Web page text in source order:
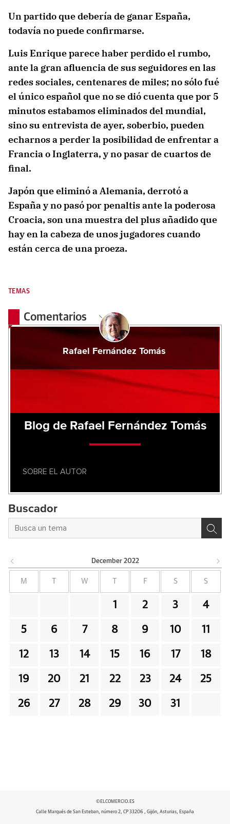
Un partido que debería de ganar España,
todavía no puede confirmarse.
Luis Enrique parece haber perdido el rumbo,
ante la gran afluencia de sus seguidores en las
redes sociales, centenares de miles; no sólo fué
el único español que no se dió cuenta que por 5
minutos estabamos eliminados del mundial,
sino su entrevista de ayer, soberbio, pueden
echarnos a perder la posibilidad de enfrentar a
Francia o Inglaterra, y no pasar de cuartos de
final.
Japón que eliminó a Alemania, derrotó a
España y no pasó por penaltis ante la poderosa
Croacia, son una muestra del plus añadido que
hay en la cabeza de unos jugadores cuando
están cerca de una proeza.
TEMAS
Comentarios
Rafael Fernández Tomás
Blog de Rafael Fernández Tomás
SOBRE EL AUTOR
Buscador
December 2022
M W F S S
1 2 3 4
5 6 7 8 9 10 11
12 13 14 15 16 17 18
19 20 21 22 23 24 25
26 27 28 29 30 31
©ELCOMERCIO.ES
Calle Marqués de San Esteban, número 2, CP 33206 , Gijón, Asturias, España